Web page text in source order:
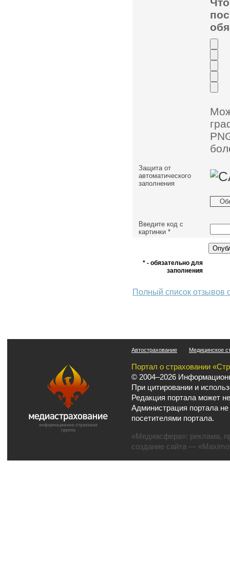
Защита от
автоматического
заполнения
Введите код с
картинки *
* - обязательно для
заполнения
Полный список отзывов
Автострахование Медицинское
Портал о страховании
© 2004–2026
При цитировании и
Редакция портала может
Администрация портала
посетителями портала.
«Медиасфера»: реклама,
создание сайта —